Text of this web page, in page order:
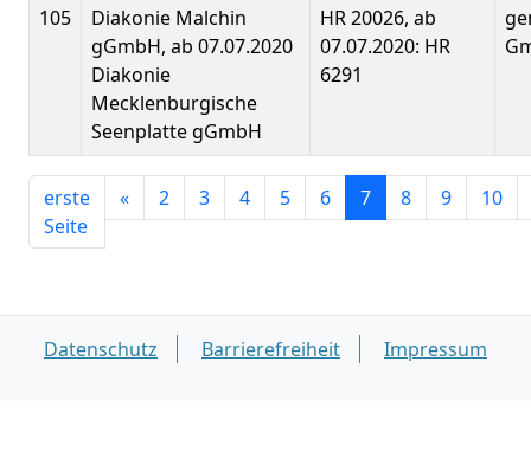
105
Diakonie Malchin
gGmbH, ab 07.07.2020
Diakonie
Mecklenburgische
Seenplatte gGmbH
HR 20026, ab
07.07.2020: HR
6291
erste
Seite
« 2 3 4 5 6 7 8 9 10
Datenschutz Barrierefreiheit Impressum